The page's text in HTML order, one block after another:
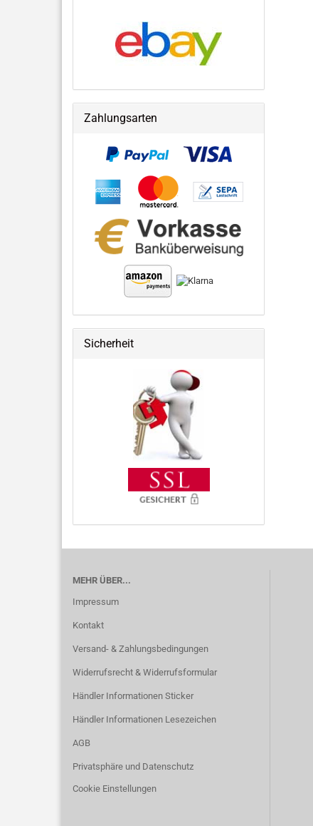
Zahlungsarten
Sicherheit
MEHR ÜBER...
Impressum
Kontakt
Versand- & Zahlungsbedingungen
Widerrufsrecht & Widerrufsformular
Händler Informationen Sticker
Händler Informationen Lesezeichen
AGB
Privatsphäre und Datenschutz
Cookie Einstellungen